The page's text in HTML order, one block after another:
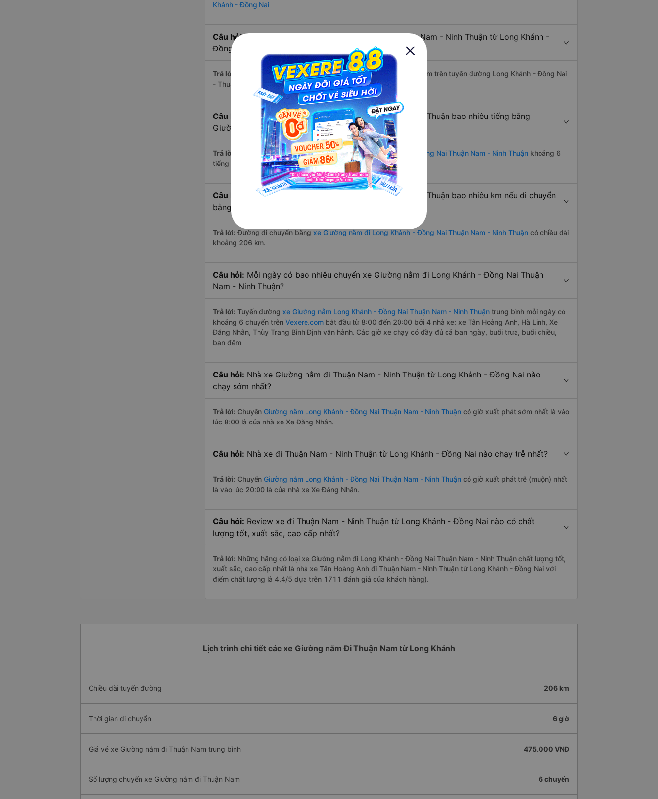
Khánh - Đồng Nai
Câu hỏi:Có bao nhiêu nhà xe có Giường nằm đi Thuận Nam - Ninh Thuận từ Long Khánh -
Đồng Nai hiện nay?
Trả lời:
Tính tới thời điểm hiện nay thì có 4 nhà xe có xe Giường nằm trên tuyến đường Long Khánh - Đồng Nai
- Thuận Nam - Ninh Thuận hiện nay
Câu hỏi:
Từ Long Khánh - Đồng Nai đi Thuận Nam - Ninh Thuận bao nhiêu tiếng bằng
Giường nằm?
Trả lời: Thời gian di chuyển bằngxe Giường nằm Long Khánh - Đồng Nai Thuận Nam - Ninh Thuận khoảng 6
tiếng nếu đường đi khá thuận lợi
Câu hỏi:
Từ Long Khánh - Đồng Nai đi Thuận Nam - Ninh Thuận bao nhiêu km nếu di chuyển
bằng xe Giường nằm?
Trả lời: Đường di chuyển bằng xe Giường nằm đi Long Khánh - Đồng Nai Thuận Nam - Ninh Thuận có chiều dài
khoảng 206 km.
Câu hỏi: Mỗi ngày có bao nhiêu chuyến xe Giường nằm đi Long Khánh - Đồng Nai Thuận
Nam - Ninh Thuận?
Trả lời: Tuyến đường xe Giường nằm Long Khánh - Đồng Nai Thuận Nam - Ninh Thuận trung bình mỗi ngày có
khoảng 6 chuyến trên Vexere.com bắt đầu từ 8:00 đến 20:00 bởi 4 nhà xe: xe Tân Hoàng Anh, Hà Linh, Xe
Đăng Nhân, Thùy Trang Bình Định vận hành. Các giờ xe chạy có đầy đủ cả ban ngày, buổi trưa, buổi chiều,
ban đêm
Câu hỏi: Nhà xe Giường nằm đi Thuận Nam - Ninh Thuận từ Long Khánh - Đồng Nai nào
chạy sớm nhất?
Trả lời: Chuyến Giường nằm Long Khánh - Đồng Nai Thuận Nam - Ninh Thuận có giờ xuất phát sớm nhất là vào
lúc 8:00 là của nhà xe Xe Đăng Nhân.
Câu hỏi: Nhà xe đi Thuận Nam - Ninh Thuận từ Long Khánh - Đồng Nai nào chạy trễ nhất?
Trả lời: Chuyến Giường nằm Long Khánh - Đồng Nai Thuận Nam - Ninh Thuận có giờ xuất phát trễ (muộn) nhất
là vào lúc 20:00 là của nhà xe Xe Đăng Nhân.
Câu hỏi: Review xe đi Thuận Nam - Ninh Thuận từ Long Khánh - Đồng Nai nào có chất
lượng tốt, xuất sắc, cao cấp nhất?
Trả lời: Những hãng có loại xe Giường nằm đi Long Khánh - Đồng Nai Thuận Nam - Ninh Thuận chất lượng tốt,
xuất sắc, cao cấp nhất là nhà xe Tân Hoàng Anh đi Thuận Nam - Ninh Thuận từ Long Khánh - Đồng Nai với
điểm chất lượng là 4.4/5 dựa trên 1711 đánh giá của khách hàng).
Lịch trình chi tiết các xe Giường nằm Đi Thuận Nam từ Long Khánh
Chiều dài tuyến đường 206 km
Thời gian di chuyển 6 giờ
Giá vé xe Giường nằm đi Thuận Nam trung bình 475.000 VNĐ
Số lượng chuyến xe Giường nằm đi Thuận Nam 6 chuyến